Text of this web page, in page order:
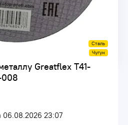
Greatflex Т41-
008
06.08.2026 23:07
Сталь
Чугун